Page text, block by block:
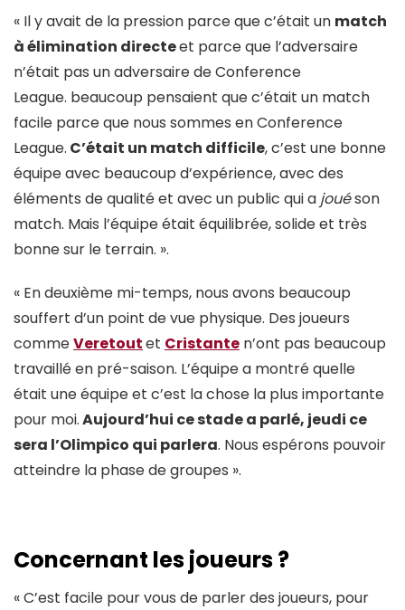
« Il y avait de la pression parce que c’était un match
à élimination directeet parce que l’adversaire
n’était pas un adversaire de Conference
League. beaucoup pensaient que c’était un match
facile parce que nous sommes en Conference
League. C’était un match difficile, c’est une bonne
équipe avec beaucoup d’expérience, avec des
éléments de qualité et avec un public qui a jouéson
match. Mais l’équipe était équilibrée, solide et très
bonne sur le terrain. ».
« En deuxième mi-temps, nous avons beaucoup
souffert d’un point de vue physique. Des joueurs
commeVeretoutet Cristante n’ont pas beaucoup
travaillé en pré-saison. L’équipe a montré quelle
était une équipe et c’est la chose la plus importante
pour moi.Aujourd’hui ce stade a parlé, jeudi ce
sera l’Olimpico qui parlera. Nous espérons pouvoir
atteindre la phase de groupes ».
Concernant les joueurs ?
« C’est facile pour vous de parler des joueurs, pour